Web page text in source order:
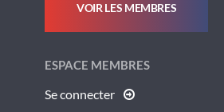
VOIR LES MEMBRES
ESPACE MEMBRES
Se connecter